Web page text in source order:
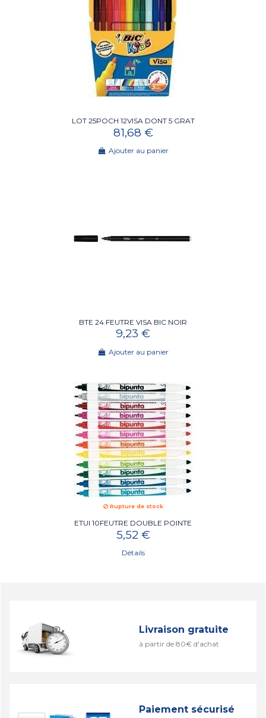
LOT 25POCH 12VISA DONT 5 GRAT
81,68 €
Ajouter au panier
BTE 24 FEUTRE VISA BIC NOIR
9,23 €
Ajouter au panier
Rupture de stock
ETUI 10FEUTRE DOUBLE POINTE
5,52 €
Détails
Livraison gratuite
à partir de 80€ d'achat
Paiement sécurisé